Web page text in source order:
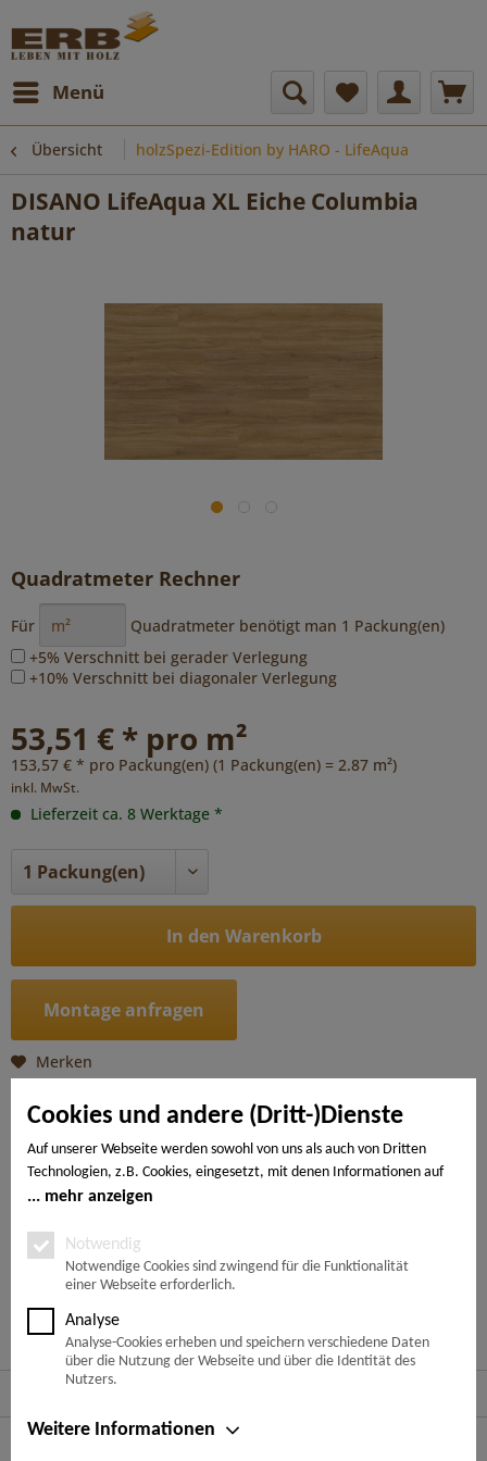
Cookies und andere (Dritt-)Dienste
Auf unserer Webseite werden sowohl von uns als auch von Dritten
Technologien, z.B. Cookies, eingesetzt, mit denen Informationen auf
Ihrem Endgerät gespeichert und/oder von Ihrem Endgerät abgerufen
Notwendige Cookies, Analyse-, Marketing- und Statistik-Cookies. Bei
den notwendigen Cookies handelt es sich um solche, die technisch
notwendig sind, um den von Ihnen gewünschten Dienst
bereitzustellen, die übrigen Cookies werden nur auf Grund einer von
Ihnen erteilten Einwilligung gesetzt. Die Einwilligung ist freiwillig.
Personen, die das 16. Lebensjahr noch nicht vollendet haben,
benötigen die Zustimmung der Sorgeberechtigten. Sie können Ihre
Sie dazu lediglich den Cookie-Banner erneut auf und ändern Sie Ihre
mehr anzeigen
Notwendig
Notwendige Cookies sind zwingend für die Funktionalität
einer Webseite erforderlich.
Analyse
Analyse-Cookies erheben und speichern verschiedene Daten
über die Nutzung der Webseite und über die Identität des
Nutzers.
Weitere Informationen
Menü
Übersicht holzSpezi-Edition by HARO - LifeAqua
DISANO LifeAqua XL Eiche Columbia
natur
Quadratmeter Rechner
Für Quadratmeter benötigt man 1 Packung(en)
+5% Verschnitt bei gerader Verlegung
+10% Verschnitt bei diagonaler Verlegung
53,51 € * pro m²
153,57 € * pro Packung(en) (1 Packung(en) = 2.87 m²)
inkl. MwSt.
Lieferzeit ca. 8 Werktage *
In den Warenkorb
Montage anfragen
Merken
Artikel-Nr.: 4018427542337
Beschreibung
mehr
---
Ähnliche Artikel
Shop Service